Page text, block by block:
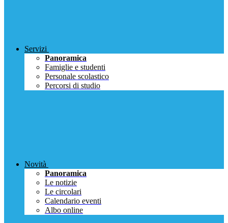
Servizi
Panoramica
Famiglie e studenti
Personale scolastico
Percorsi di studio
Novità
Panoramica
Le notizie
Le circolari
Calendario eventi
Albo online